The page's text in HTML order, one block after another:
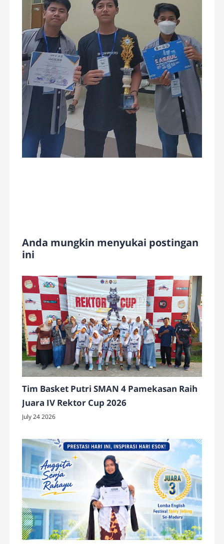
Anda mungkin menyukai postingan
ini
Tim Basket Putri SMAN 4 Pamekasan Raih
Juara IV Rektor Cup 2026
July 24 2026